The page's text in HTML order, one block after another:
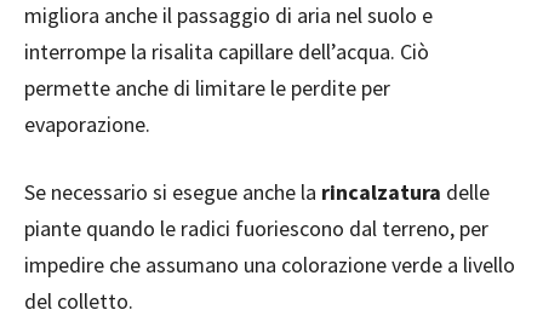
migliora anche il passaggio di aria nel suolo e
interrompe la risalita capillare dell’acqua. Ciò
permette anche di limitare le perdite per
evaporazione.
Se necessario si esegue anche la rincalzatura delle
piante quando le radici fuoriescono dal terreno, per
impedire che assumano una colorazione verde a livello
del colletto.